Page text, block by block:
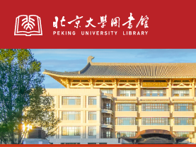
全部资源